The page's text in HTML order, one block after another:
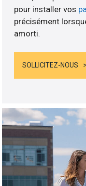
pour installer vos
précisément
amorti.
SOLLICITEZ-NOUS